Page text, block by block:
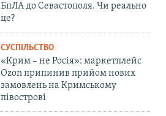
БпЛА до Севастополя. Чи реально
це?
СУСПІЛЬСТВО
«Крим – не Росія»: маркетплейс
Ozon припинив прийом нових
замовлень на Кримському
півострові